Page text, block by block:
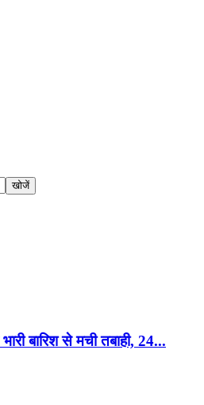
बारिश से मची तबाही, 24...